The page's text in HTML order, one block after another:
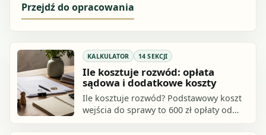
Przejdź do opracowania
KALKULATOR 14 SEKCJI
Ile kosztuje rozwód: opłata
sądowa i dodatkowe koszty
Ile kosztuje rozwód? Podstawowy koszt
wejścia do sprawy to 600 zł opłaty od